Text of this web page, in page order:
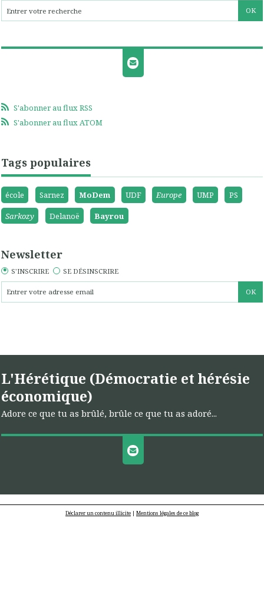
S'abonner au flux RSS
S'abonner au flux ATOM
Tags populaires
école Sarnez MoDem UDF Europe UMP
PS
Sarkozy
Delanoë Bayrou
Newsletter
S'INSCRIRE SE DÉSINSCRIRE
L'Hérétique (Démocratie et hérésie
économique)
Adore ce que tu as brûlé, brûle ce que tu as adoré...
Déclarer un contenu illicite | Mentions légales de ce blog